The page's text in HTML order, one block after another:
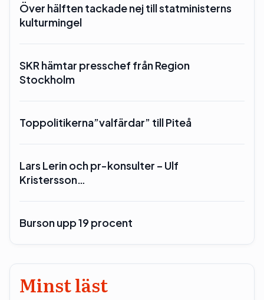
Över hälften tackade nej till statministerns
kulturmingel
SKR hämtar presschef från Region
Stockholm
Toppolitikerna”valfärdar” till Piteå
Lars Lerin och pr-konsulter – Ulf
Kristersson…
Burson upp 19 procent
Minst läst